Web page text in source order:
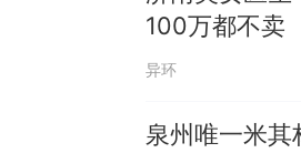
100万都不卖
异环
泉州唯一米